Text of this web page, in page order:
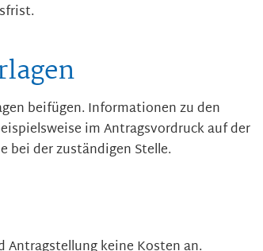
beifügen. Informationen zu den
im Antragsvordruck auf der
bei der zuständigen Stelle.